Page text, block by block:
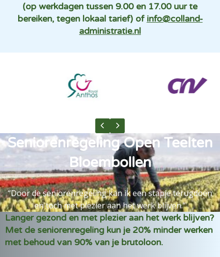
(op werkdagen tussen 9.00 en 17.00 uur te
bereiken, tegen lokaal tarief) of info@colland-
administratie.nl
Previous slideNext slide
Seniorenregeling Open Teelten
Bloembollen
“Door de seniorenregeling kan ik een stapje terugdoen
en toch met plezier aan het werk blijven.”
Langer gezond en met plezier aan het werk blijven?
Met de seniorenregeling kun je 20% minder werken
met behoud van 90% van je brutoloon.